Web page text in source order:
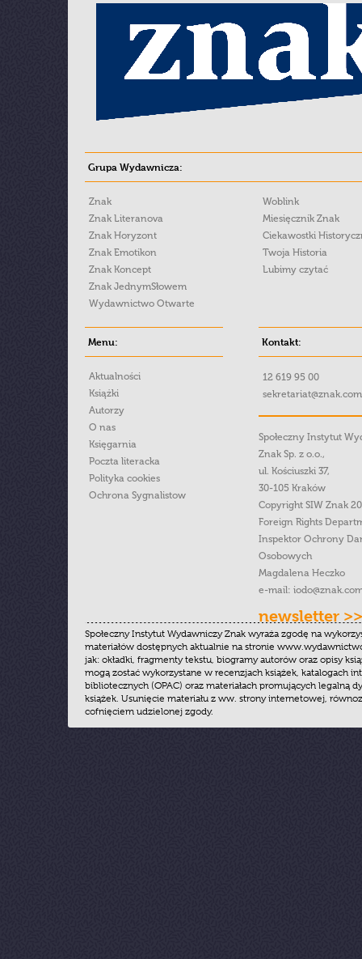
Grupa Wydawnicza:
Znak
Znak Literanova
Znak Horyzont
Znak Emotikon
Znak Koncept
Znak JednymSłowem
Wydawnictwo Otwarte
Woblink
Miesięcznik Znak
Ciekawostki
Twoja Historia
Lubimy czytać
Menu:
Aktualności
Książki
Autorzy
O nas
Księgarnia
Poczta literacka
Polityka cookies
Ochrona Sygnalistow
Kontakt:
12 619 95 00
Społeczny Instytut
Znak Sp. z o.o.,
ul. Kościuszki 37,
30-105 Kraków
Copyright SIW Znak
Foreign Rights
Inspektor Ochrony
Osobowych
Magdalena Heczko
e-mail:
newsletter >>
Społeczny Instytut Wydawniczy Znak wyraża zgodę na
materiałów dostępnych aktualnie na stronie
jak: okładki, fragmenty tekstu, biogramy autorów oraz opisy
mogą zostać wykorzystane w recenzjach książek, katalogach
bibliotecznych (OPAC) oraz materiałach promujących legalną
książek. Usunięcie materiału z ww. strony internetowej,
cofnięciem udzielonej zgody.